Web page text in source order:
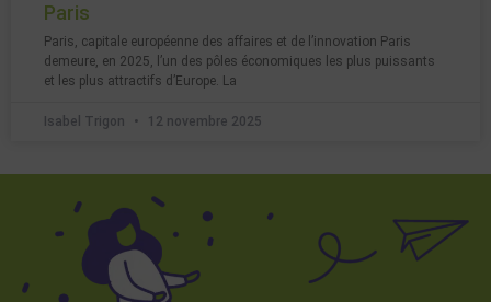
Paris
Paris, capitale européenne des affaires et de l’innovation Paris
demeure, en 2025, l’un des pôles économiques les plus puissants
et les plus attractifs d’Europe. La
Isabel Trigon 12 novembre 2025